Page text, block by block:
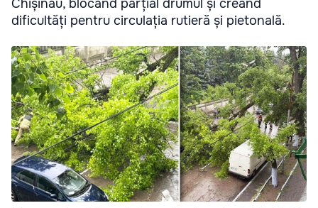
Chișinău, blocând parțial drumul și creând
dificultăți pentru circulația rutieră și pietonală.